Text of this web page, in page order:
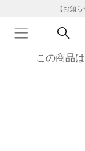
【お知
この商品は